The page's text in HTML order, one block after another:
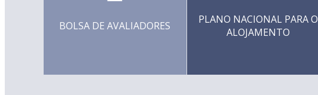
BOLSA DE AVALIADORES
PLANO NACIONAL PARA O
ALOJAMENTO